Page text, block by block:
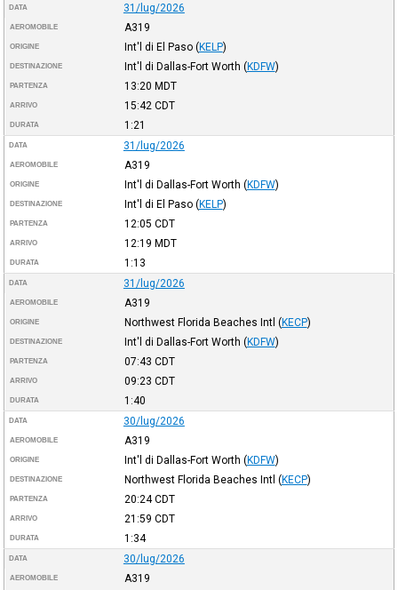
DATA 31/lug/2026
AEROMOBILE A319
ORIGINE Int'l di El Paso (KELP)
DESTINAZIONE Int'l di Dallas-Fort Worth (KDFW)
PARTENZA 13:20 MDT
ARRIVO 15:42 CDT
DURATA 1:21
DATA 31/lug/2026
AEROMOBILE A319
ORIGINE Int'l di Dallas-Fort Worth (KDFW)
DESTINAZIONE Int'l di El Paso (KELP)
PARTENZA 12:05 CDT
ARRIVO 12:19 MDT
DURATA 1:13
DATA 31/lug/2026
AEROMOBILE A319
ORIGINE Northwest Florida Beaches Intl (KECP)
DESTINAZIONE Int'l di Dallas-Fort Worth (KDFW)
PARTENZA 07:43 CDT
ARRIVO 09:23 CDT
DURATA 1:40
DATA 30/lug/2026
AEROMOBILE A319
ORIGINE Int'l di Dallas-Fort Worth (KDFW)
DESTINAZIONE Northwest Florida Beaches Intl (KECP)
PARTENZA 20:24CDT
ARRIVO 21:59 CDT
DURATA 1:34
DATA 30/lug/2026
AEROMOBILE A319